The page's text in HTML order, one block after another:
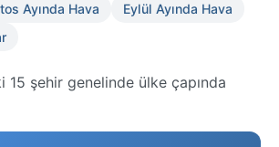
Ayında Hava
Eylül Ayında Hava
15 şehir genelinde ülke çapında